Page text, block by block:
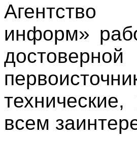
информ»
всем